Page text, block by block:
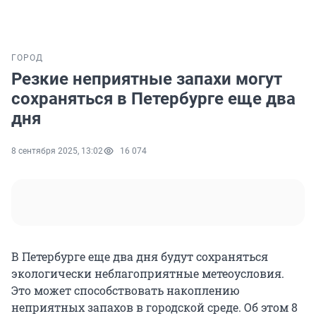
ГОРОД
Резкие неприятные запахи могут
сохраняться в Петербурге еще два
дня
8 сентября 2025, 13:02 16 074
В Петербурге еще два дня будут сохраняться
экологически неблагоприятные метеоусловия.
Это может способствовать накоплению
неприятных запахов в городской среде. Об этом 8